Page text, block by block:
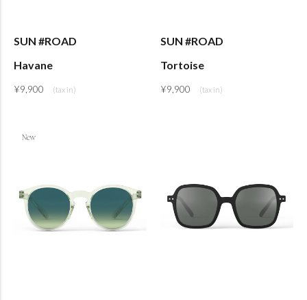
SUN #ROAD
Havane
¥9,900
SUN #ROAD
Tortoise
¥9,900